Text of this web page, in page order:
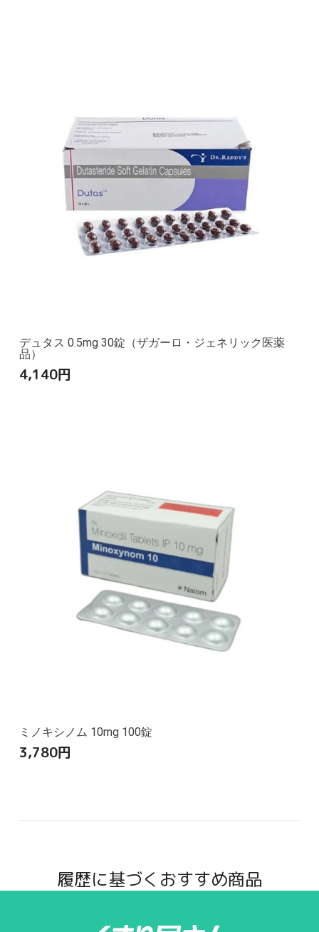
デュタス 0.5mg 30錠（ザガーロ・ジェネリック医薬
品）
4,140円
ミノキシノム 10mg 100錠
3,780円
履歴に基づくおすすめ商品